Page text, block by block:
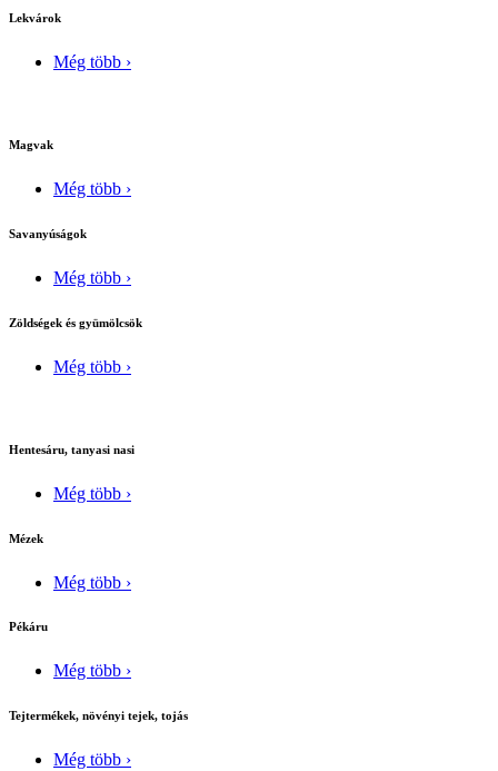
Lekvárok
Még több ›
Magvak
Még több ›
Savanyúságok
Még több ›
Zöldségek és gyümölcsök
Még több ›
Hentesáru, tanyasi nasi
Még több ›
Mézek
Még több ›
Pékáru
Még több ›
Tejtermékek, növényi tejek, tojás
Még több ›